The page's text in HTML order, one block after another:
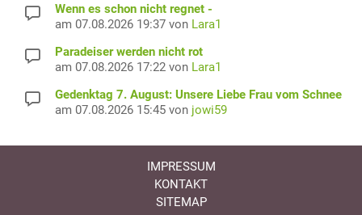
Wenn es schon nicht regnet -
am 07.08.2026 19:37 von Lara1
Paradeiser werden nicht rot
am 07.08.2026 17:22 von Lara1
Gedenktag 7. August: Unsere Liebe Frau vom Schnee
am 07.08.2026 15:45 von jowi59
IMPRESSUM
KONTAKT
SITEMAP